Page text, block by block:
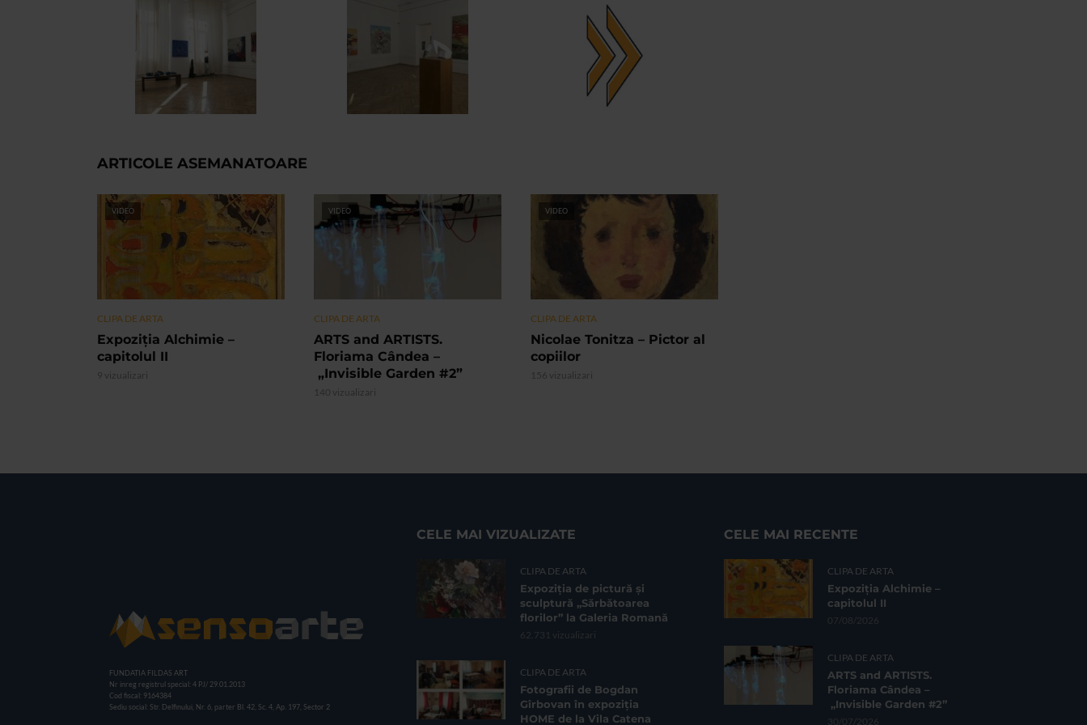
ARTICOLE ASEMANATOARE
VIDEO
CLIPA DE ARTA
Expoziția Alchimie –
capitolul II
9 vizualizari
VIDEO
CLIPA DE ARTA
ARTS and ARTISTS.
Floriama Cândea –
„Invisible Garden #2”
140 vizualizari
VIDEO
CLIPA DE ARTA
Nicolae Tonitza – Pictor al
copiilor
156 vizualizari
FUNDATIA FILDAS ART
Nr inreg registrul special: 4 PJ/ 29.01.2013
Cod fiscal: 9164384
Sediu social: Str. Delfinului, Nr. 6, parter Bl. 42, Sc. 4, Ap. 197, Sector 2
CELE MAI VIZUALIZATE
CLIPA DE ARTA
Expoziția de pictură și
sculptură „Sărbătoarea
florilor” la Galeria Romană
62.731 vizualizari
CLIPA DE ARTA
Fotografii de Bogdan
Gîrbovan în expoziția
HOME de la Vila Catena
CELE MAI RECENTE
CLIPA DE ARTA
Expoziția Alchimie –
capitolul II
07/08/2026
CLIPA DE ARTA
ARTS and ARTISTS.
Floriama Cândea –
„Invisible Garden #2”
30/07/2026